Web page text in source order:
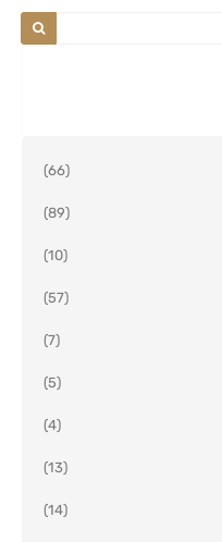
(66)
(89)
(10)
(57)
(7)
(5)
(4)
(13)
(14)